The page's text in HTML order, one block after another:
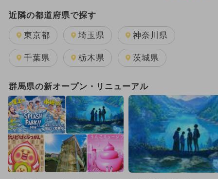
2024年のイベント
2025年11月のイベント
2026年8月のイベント
2025年10月のイベント
GW(ゴールデンウィーク) 日帰り
グルメフェス 2025年9月のイベント
2024年7月のイベント
近隣の都道府県で探す
東京都 埼玉県 神奈川県
千葉県 栃木県 茨城県
群馬県の新オープン・リニューアル